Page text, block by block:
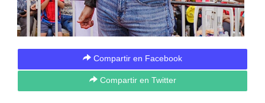
Compartir en Facebook
Compartir en Twitter